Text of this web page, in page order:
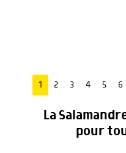
1 2 3 4 5 6
La
pour